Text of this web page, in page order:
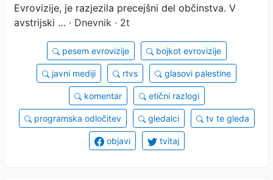
Evrovizije, je razjezila precejšni del občinstva. V
avstrijski … · Dnevnik · 2t
pesem evrovizije bojkot evrovizije
javni mediji rtvs glasovi palestine
komentar etični razlogi
programska odločitev gledalci tv te gleda
objavi tvitaj